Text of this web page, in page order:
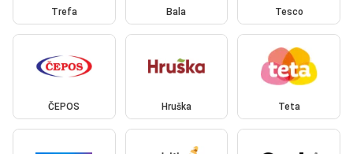
Trefa Bala Tesco
ČEPOS Hruška Teta